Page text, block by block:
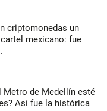
criptomonedas un
mexicano: fue
Metro de Medellín esté
Así fue la histórica